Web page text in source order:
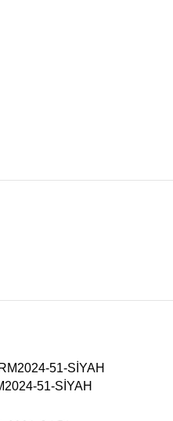
51-SİYAH